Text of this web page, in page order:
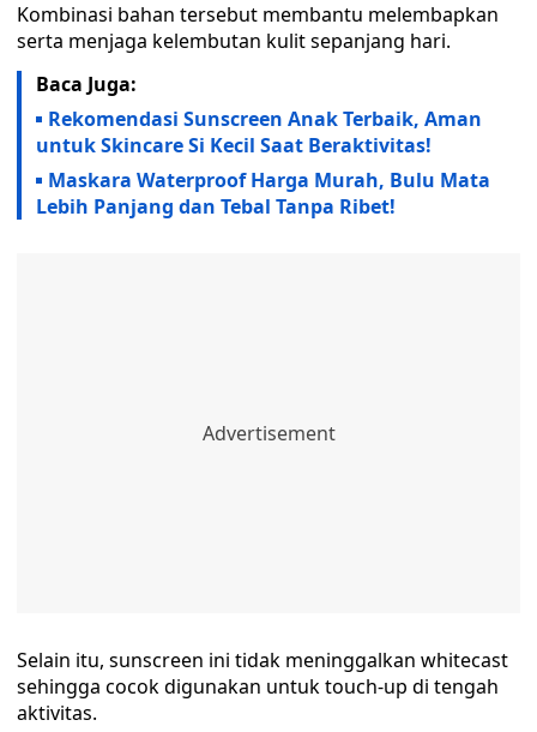
Kombinasi bahan tersebut membantu melembapkan
serta menjaga kelembutan kulit sepanjang hari.
Baca Juga:
Rekomendasi Sunscreen Anak Terbaik, Aman
untuk Skincare Si Kecil Saat Beraktivitas!
Maskara Waterproof Harga Murah, Bulu Mata
Lebih Panjang dan Tebal Tanpa Ribet!
Selain itu, sunscreen ini tidak meninggalkan whitecast
sehingga cocok digunakan untuk touch-up di tengah
aktivitas.